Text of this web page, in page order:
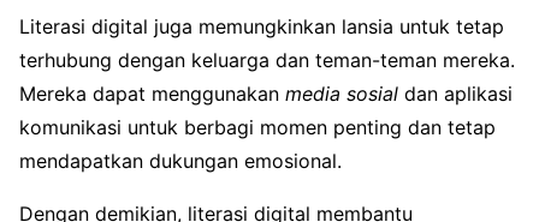
Literasi digital juga memungkinkan lansia untuk tetap
terhubung dengan keluarga dan teman-teman mereka.
Mereka dapat menggunakan media sosial dan aplikasi
komunikasi untuk berbagi momen penting dan tetap
mendapatkan dukungan emosional.
Dengan demikian, literasi digital membantu